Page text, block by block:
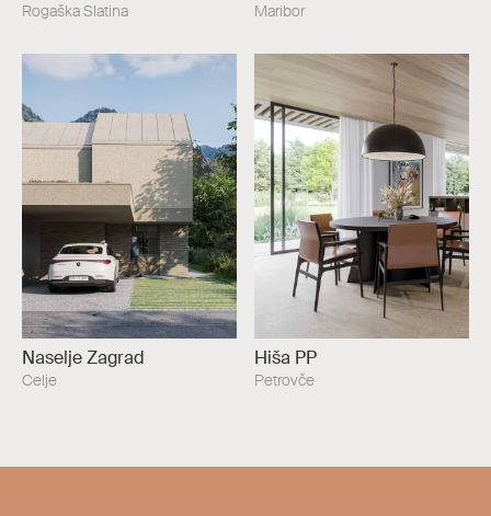
Rogaška Slatina Maribor
Naselje Zagrad
Celje
Hiša PP
Petrovče